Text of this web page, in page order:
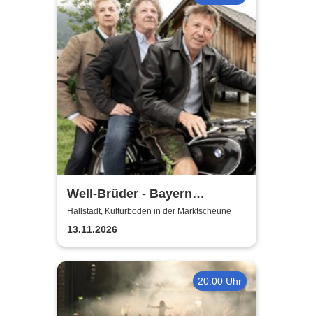
Well-Brüder - Bayern
Unplugged
Hallstadt, Kulturboden in der Marktscheune
13.11.2026
20:00 Uhr